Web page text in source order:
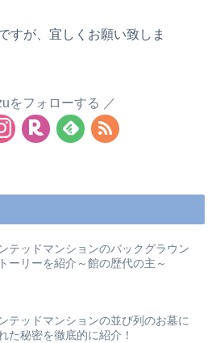
すが、宜しくお願い致しま
をフォローする
テッドマンションのバックグラウン
ーリーを紹介～館の歴代の主～
テッドマンションの並び列のお墓に
た秘密を徹底的に紹介！